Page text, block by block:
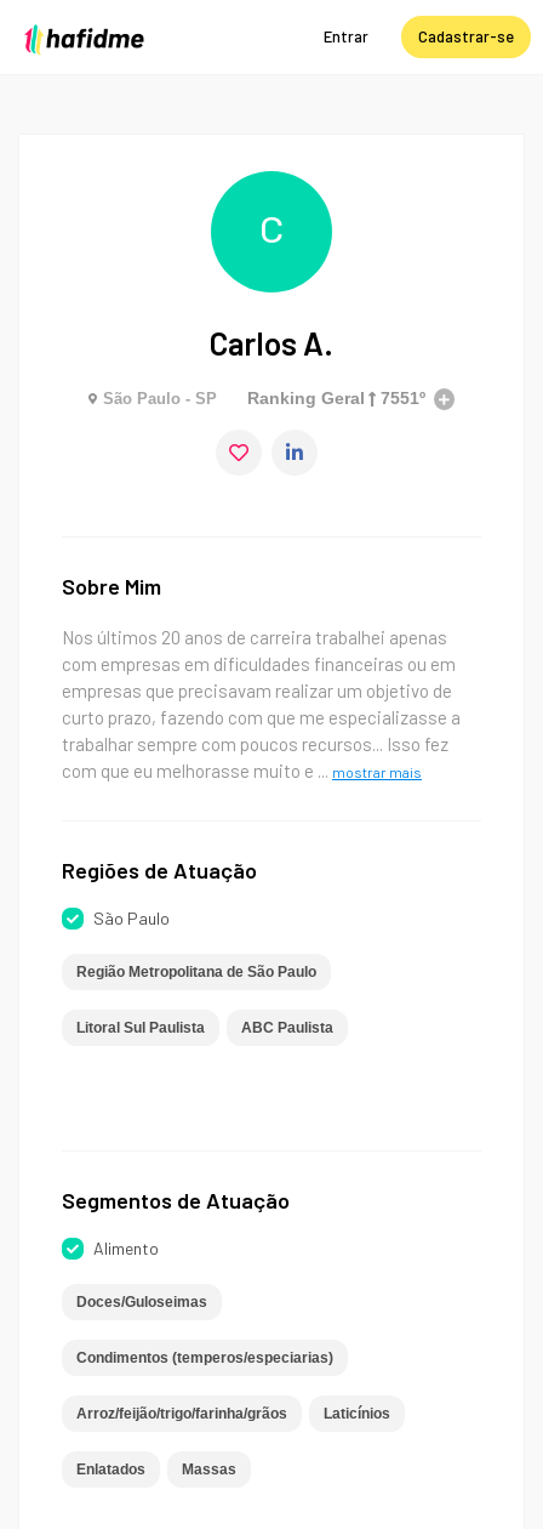
Entrar Cadastrar-se
C
Carlos A.
São Paulo - SP Ranking Geral 7551º
Sobre Mim
Nos últimos 20 anos de carreira trabalhei apenas
com empresas em dificuldades financeiras ou em
empresas que precisavam realizar um objetivo de
curto prazo, fazendo com que me especializasse a
trabalhar sempre com poucos recursos... Isso fez
com que eu melhorasse muito e ... mostrar mais
Regiões de Atuação
São Paulo
Região Metropolitana de São Paulo
Litoral Sul Paulista ABC Paulista
Segmentos de Atuação
Alimento
Doces/Guloseimas
Condimentos (temperos/especiarias)
Arroz/feijão/trigo/farinha/grãos Laticínios
Enlatados Massas